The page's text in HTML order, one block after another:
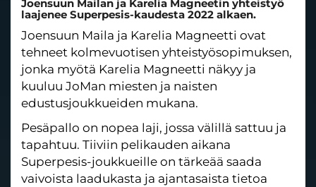
Joensuun Mailan ja Karelia Magneetin yhteistyö
laajenee Superpesis-kaudesta 2022 alkaen.
Joensuun Maila ja Karelia Magneetti ovat
tehneet kolmevuotisen yhteistyösopimuksen,
jonka myötä Karelia Magneetti näkyy ja
kuuluu JoMan miesten ja naisten
edustusjoukkueiden mukana.
Pesäpallo on nopea laji, jossa välillä sattuu ja
tapahtuu. Tiiviin pelikauden aikana
Superpesis-joukkueille on tärkeää saada
vaivoista laadukasta ja ajantasaista tietoa